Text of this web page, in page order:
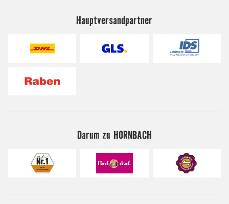
Hauptversandpartner
Darum zu HORNBACH